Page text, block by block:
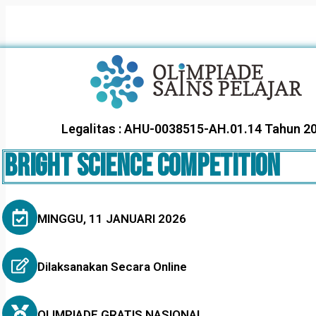
Legalitas : AHU-0038515-AH.01.14 Tahun
BRIGHT SCIENCE COMPETITION
MINGGU, 11 JANUARI 2026
Dilaksanakan Secara Online